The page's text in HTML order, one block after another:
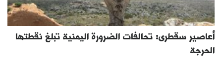
أعاصير سقطرى: تحالفات الضرورة اليمنية تبلغ نقطتها
الحرجة